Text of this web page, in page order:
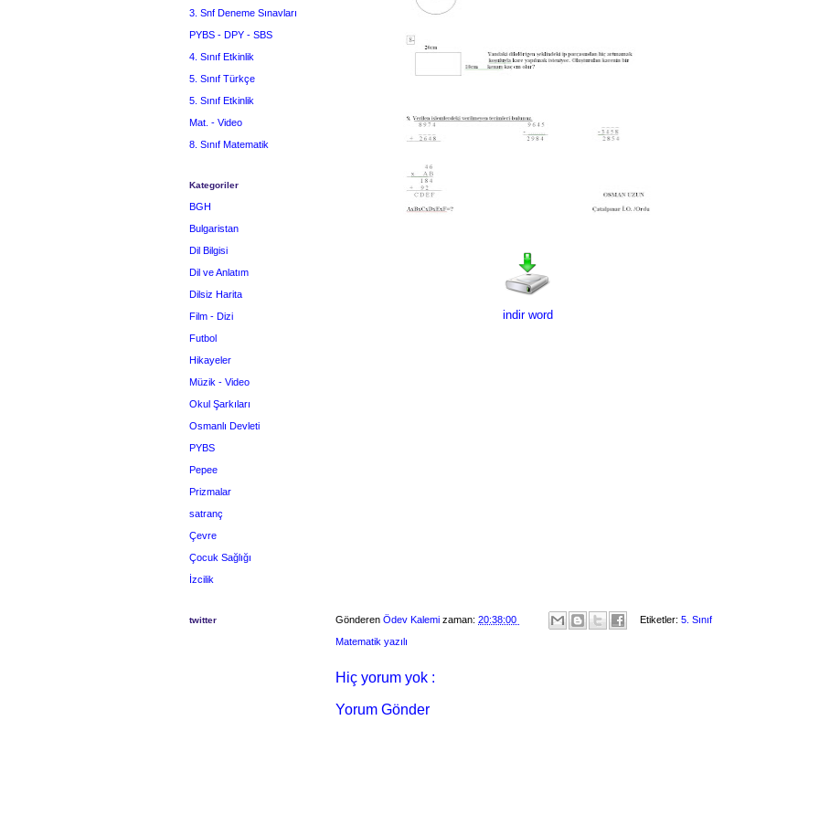
indir word
Gönderen Ödev Kalemi zaman: 20:38:00 Etiketler: 5. Sınıf
Matematik yazılı
Hiç yorum yok :
Yorum Gönder
3. Snf Deneme Sınavları
PYBS - DPY - SBS
4. Sınıf Etkinlik
5. Sınıf Türkçe
5. Sınıf Etkinlik
Mat. - Video
8. Sınıf Matematik
Kategoriler
BGH
Bulgaristan
Dil Bilgisi
Dil ve Anlatım
Dilsiz Harita
Film - Dizi
Futbol
Hikayeler
Müzik - Video
Okul Şarkıları
Osmanlı Devleti
PYBS
Pepee
Prizmalar
satranç
Çevre
Çocuk Sağlığı
İzcilik
twitter